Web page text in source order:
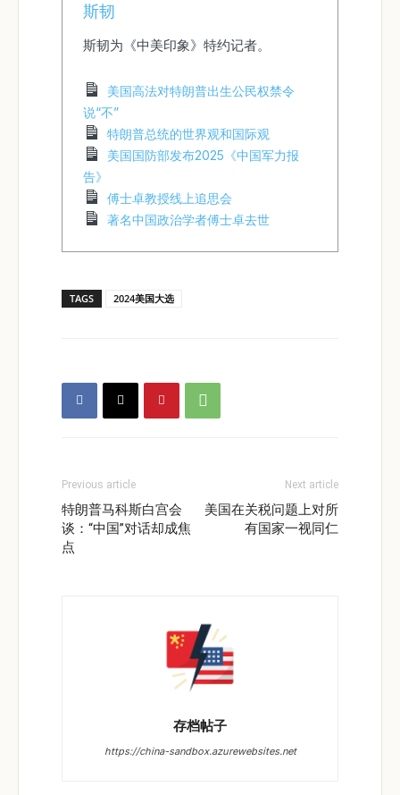
斯韧
斯韧为《中美印象》特约记者。
美国高法对特朗普出生公民权禁令
说“不”
特朗普总统的世界观和国际观
美国国防部发布2025《中国军力报
告》
傅士卓教授线上追思会
著名中国政治学者傅士卓去世
TAGS 2024美国大选
Previous article
特朗普马科斯白宫会
谈：“中国”对话却成焦
点
Next article
美国在关税问题上对所
有国家一视同仁
存档帖子
https://china-sandbox.azurewebsites.net